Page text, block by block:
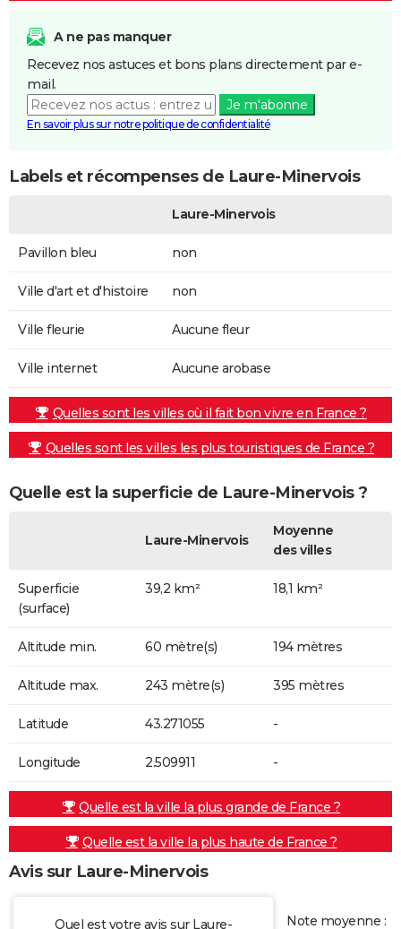
A ne pas manquer
Recevez nos astuces et bons plans directement par e-
mail.
Je m'abonne
En savoir plus sur notre politique de confidentialité
Labels et récompenses de Laure-Minervois
Laure-Minervois
Pavillon bleu non
Ville d'art et d'histoire non
Ville fleurie Aucune fleur
Ville internet Aucune arobase
Quelles sont les villes où il fait bon vivre en France ?
Quelles sont les villes les plus touristiques de France ?
Quelle est la superficie de Laure-Minervois ?
Laure-Minervois
Moyenne
des villes
Superficie
(surface)
39,2 km² 18,1 km²
Altitude min. 60 mètre(s) 194 mètres
Altitude max. 243 mètre(s) 395 mètres
Latitude 43.271055 -
Longitude 2.509911 -
Quelle est la ville la plus grande de France ?
Quelle est la ville la plus haute de France ?
Avis sur Laure-Minervois
Quel est votre avis sur Laure- Note moyenne :